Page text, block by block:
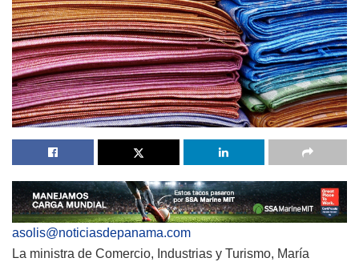
asolis@noticiasdepanama.com
La ministra de Comercio, Industrias y Turismo, María